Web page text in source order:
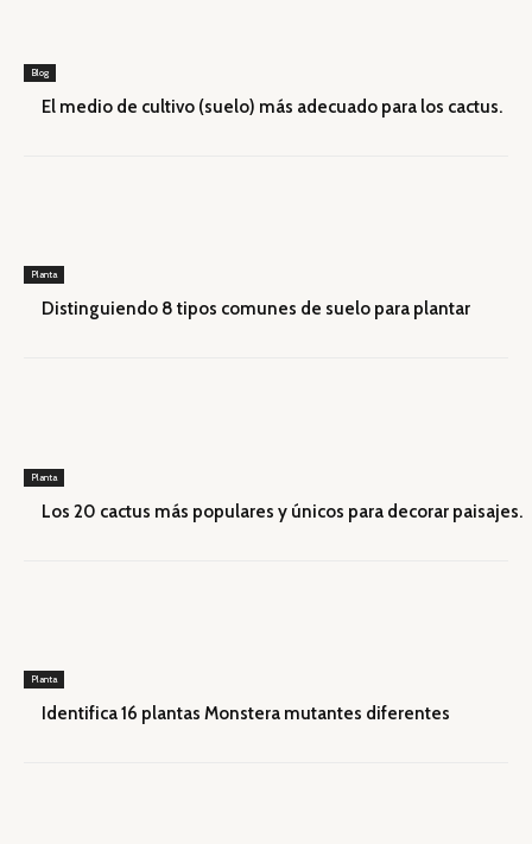
Blog
El medio de cultivo (suelo) más adecuado para los cactus.
Planta
Distinguiendo 8 tipos comunes de suelo para plantar
Planta
Los 20 cactus más populares y únicos para decorar paisajes.
Planta
Identifica 16 plantas Monstera mutantes diferentes